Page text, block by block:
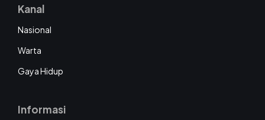
Kanal
Nasional
Warta
Gaya Hidup
Informasi